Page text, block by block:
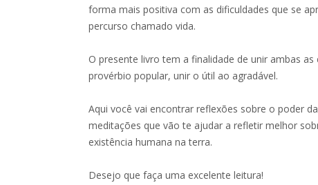
forma mais positiva com as dificuldades que se
percurso chamado vida.
O presente livro tem a finalidade de unir ambas
provérbio popular, unir o útil ao agradável.
Aqui você vai encontrar reflexões sobre o poder
meditações que vão te ajudar a refletir melhor
existência humana na terra.
Desejo que faça uma excelente leitura!